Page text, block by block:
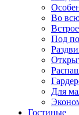
Во
Под
Для
Гостиные